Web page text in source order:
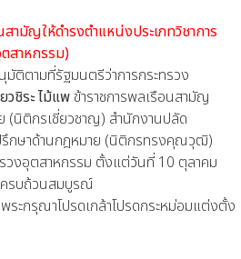
ามัญให้ดำรงตำแหน่งประเภทวิชาการ
สาหกรรม)
มที่รัฐมนตรีว่าการกระทรวง
วชิระ ไม้แพข้าราชการพลเรือนสามัญ
(นิติกรเชี่ยวชาญ) สำนักงานปลัด
รึกษาด้านกฎหมาย (นิติกรทรงคุณวุฒิ)
วงอุตสาหกรรม ตั้งแต่วันที่ 10 ตุลาคม
รบถ้วนสมบูรณ์
ณาโปรดเกล้าโปรดกระหม่อมแต่งตั้ง